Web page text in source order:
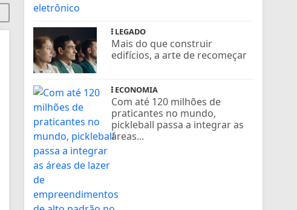
LEGADO
Mais do que construir
edifícios, a arte de recomeçar
ECONOMIA
Com até 120 milhões de
praticantes no mundo,
pickleball passa a integrar as
áreas...